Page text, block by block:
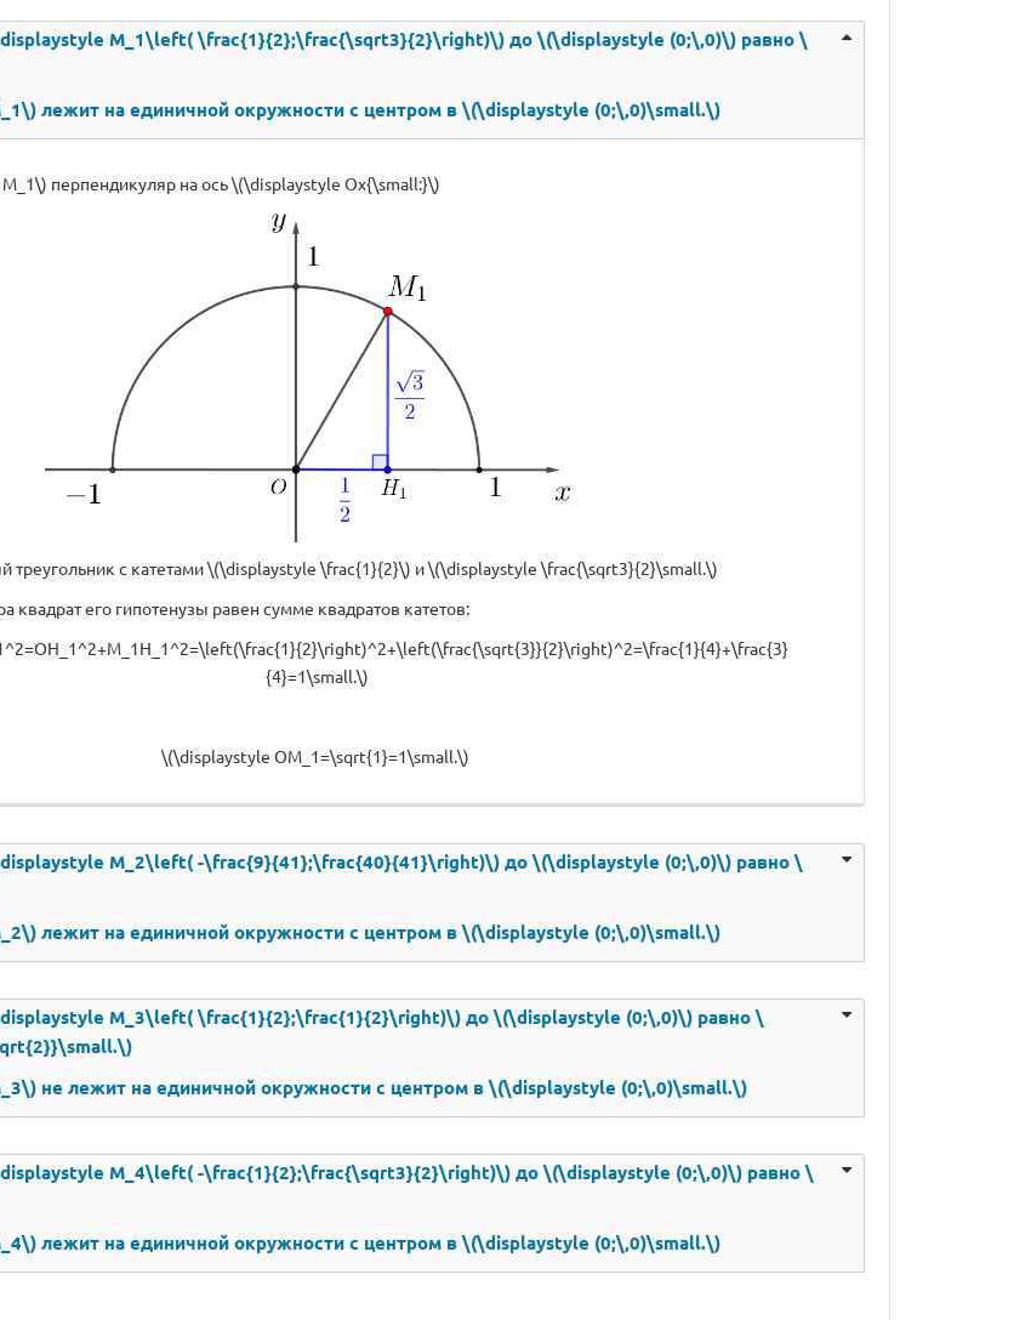
M_1\left( \frac{1}{2};\frac{\sqrt3}{2}\right)\) до \(\displaystyle (0;\,0)\) равно \
лежит на единичной окружности с центром в \(\displaystyle (0;\,0)\small.\)
перпендикуляр на ось \(\displaystyle Ox{\small:}\)
треугольник с катетами \(\displaystyle \frac{1}{2}\) и \(\displaystyle \frac{\sqrt3}{2}\small.\)
квадрат его гипотенузы равен сумме квадратов катетов:
{4}=1\small.\)
\(\displaystyle OM_1=\sqrt{1}=1\small.\)
M_2\left( -\frac{9}{41};\frac{40}{41}\right)\) до \(\displaystyle (0;\,0)\) равно \
лежит на единичной окружности с центром в \(\displaystyle (0;\,0)\small.\)
M_3\left( \frac{1}{2};\frac{1}{2}\right)\) до \(\displaystyle (0;\,0)\) равно \
не лежит на единичной окружности с центром в \(\displaystyle (0;\,0)\small.\)
M_4\left( -\frac{1}{2};\frac{\sqrt3}{2}\right)\) до \(\displaystyle (0;\,0)\) равно \
лежит на единичной окружности с центром в \(\displaystyle (0;\,0)\small.\)